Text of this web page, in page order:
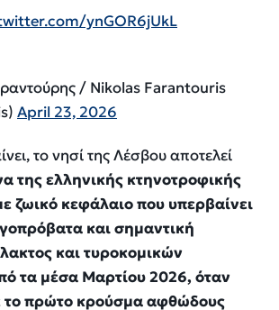
ynGOR6jUkL
/ Nikolas Farantouris
April 23, 2026
το νησί της Λέσβου αποτελεί
της ελληνικής κτηνοτροφικής
ζωικό κεφάλαιο που υπερβαίνει
και σημαντική
και τυροκομικών
τα μέσα Μαρτίου 2026, όταν
το πρώτο κρούσμα αφθώδους